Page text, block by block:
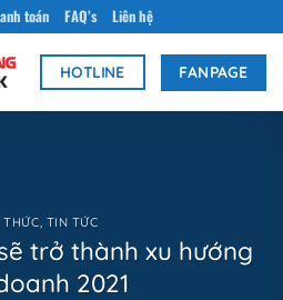
toán FAQ’s Liên hệ
HOTLINE FANPAGE
THỨC, TIN TỨC
trở thành xu hướng
2021